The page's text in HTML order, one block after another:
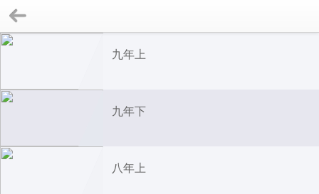
九年上
九年下
八年上